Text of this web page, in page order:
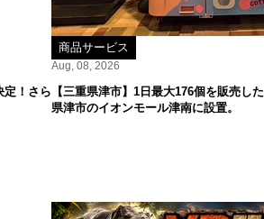
定！さら
商品サービス
Aug, 08, 2026
【三重県津市】1日最大176個を販売
県津市のイオンモール津南に設置。